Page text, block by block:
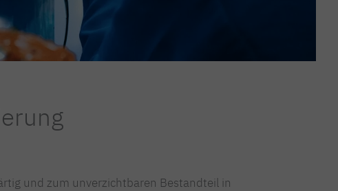
und zum unverzichtbaren Bestandteil in